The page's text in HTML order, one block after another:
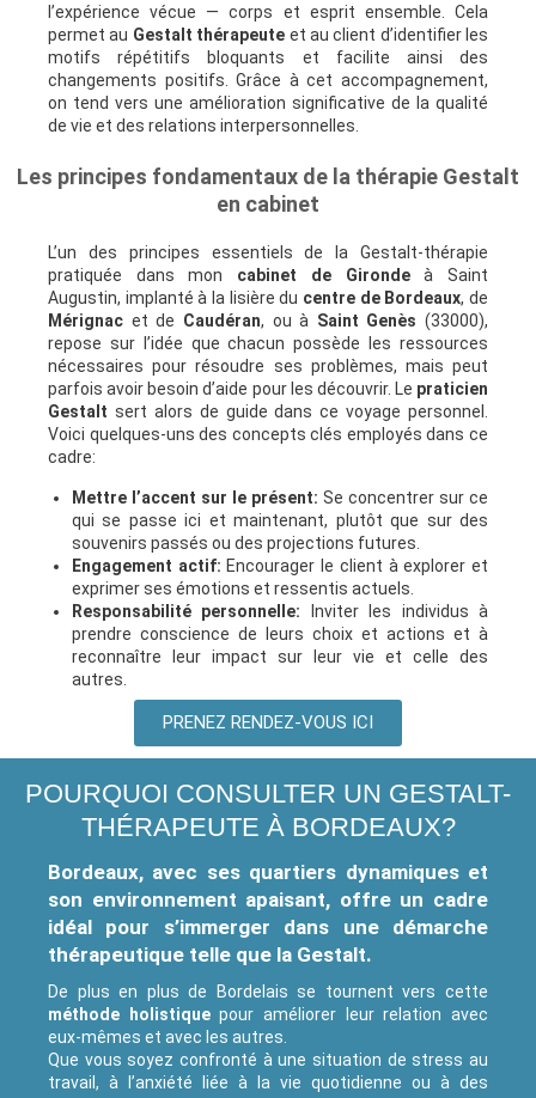
l’expérience vécue — corps et esprit ensemble. Cela
permet au Gestalt thérapeute et au client d’identifier les
motifs répétitifs bloquants et facilite ainsi des
changements positifs. Grâce à cet accompagnement,
on tend vers une amélioration significative de la qualité
de vie et des relations interpersonnelles.
Les principes fondamentaux de la thérapie Gestalt
en cabinet
L’un des principes essentiels de la Gestalt-thérapie
pratiquée dans mon cabinet de Girondeà Saint
Augustin, implanté à la lisière du centre de Bordeaux, de
Mérignac et de Caudéran, ou à Saint Genès (33000),
repose sur l’idée que chacun possède les ressources
nécessaires pour résoudre ses problèmes, mais peut
parfois avoir besoin d’aide pour les découvrir. Le praticien
Gestalt sert alors de guide dans ce voyage personnel.
Voici quelques-uns des concepts clés employés dans ce
cadre:
Mettre l’accent sur le présent: Se concentrer sur ce
qui se passe ici et maintenant, plutôt que sur des
souvenirs passés ou des projections futures.
Engagement actif: Encourager le client à explorer et
exprimer ses émotions et ressentis actuels.
Responsabilité personnelle: Inviter les individus à
prendre conscience de leurs choix et actions et à
reconnaître leur impact sur leur vie et celle des
autres.
PRENEZ RENDEZ-VOUS ICI
POURQUOI CONSULTER UN GESTALT-
THÉRAPEUTE À BORDEAUX?
Bordeaux, avec ses quartiers dynamiques et
son environnement apaisant, offre un cadre
idéal pour s’immerger dans une démarche
thérapeutique telle que la Gestalt.
De plus en plus de Bordelais se tournent vers cette
méthode holistiquepour améliorer leur relation avec
eux-mêmes et avec les autres.
Que vous soyez confronté à une situation de stress au
travail, à l’anxiété liée à la vie quotidienne ou à des